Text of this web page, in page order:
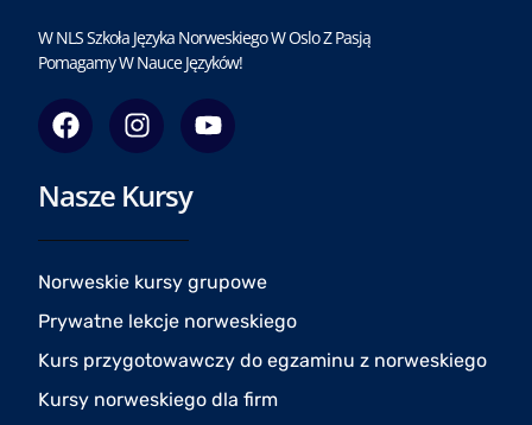
W NLS Szkoła Języka Norweskiego W Oslo Z Pasją
Pomagamy W Nauce Języków!
F
a
c
e
o
o
I
n
s
t
g
r
a
m
Y
o
u
e
Nasze Kursy
Norweskie kursy grupowe
Prywatne lekcje norweskiego
Kurs przygotowawczy do egzaminu z norweskiego
Kursy norweskiego dla firm